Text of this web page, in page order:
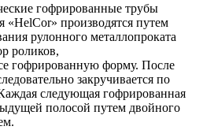
гофрированные трубы
производятся путем
рулонного металлопроката
роликов,
гофрированную форму. После
закручивается по
следующая гофрированная
полосой путем двойного